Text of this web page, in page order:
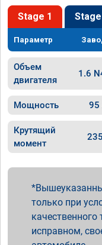
Stage 1
Параметр
Объем
двигателя
1.6
Мощность 95
Крутящий
момент
только при
исправном,